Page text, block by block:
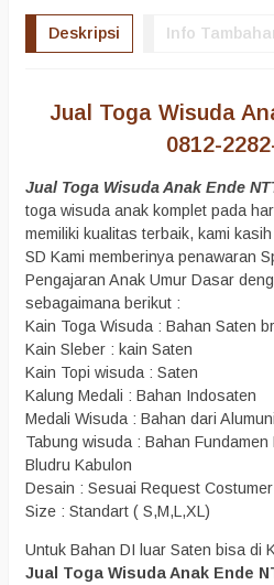
Deskripsi Info
Jual Toga Wisuda
0812-
Jual Toga Wisuda Anak Ende
toga wisuda anak komplet pada
memiliki kualitas terbaik, kami
SD Kami memberinya penawaran
Pengajaran Anak Umur Dasar
sebagaimana berikut :
Kain Toga Wisuda : Bahan Saten
Kain Sleber : kain Saten
Kain Topi wisuda : Saten
Kalung Medali : Bahan Indosaten
Medali Wisuda : Bahan dari
Tabung wisuda : Bahan
Bludru Kabulon
Desain : Sesuai Request Costumer
Size : Standart ( S,M,L,XL)
Untuk Bahan DI luar Saten bisa di
Jual Toga Wisuda Anak Ende